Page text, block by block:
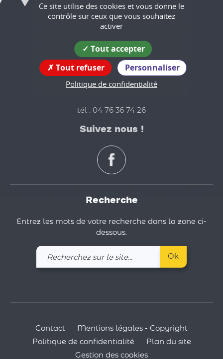
Têche
Coordonnées
de la mairie
575 rue du Bourg
tél : 04 76 36 74 26
Suivez nous !
Recherche
Entrez les mots de votre recherche dans la zone ci-
dessous.
Recherchez
sur
Ok
Contact
Mentions légales - Copyright
Politique de confidentialité
Plan du site
Gestion des cookies
Ce site utilise des cookies et vous donne le
contrôle sur ceux que vous souhaitez
activer
Tout accepter
Tout refuser
Personnaliser
Politique de confidentialité